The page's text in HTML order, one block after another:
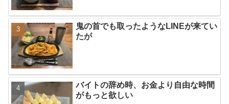
鬼の首でも取ったようなLINEが来てい
たが
バイトの辞め時、お金より自由な時間
がもっと欲しい